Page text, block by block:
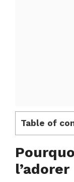
Table of
l’adorer